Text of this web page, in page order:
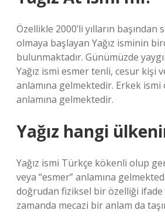
Özellikle 2000’li yılların
olmaya başlayan Yağız isminin
bulunmaktadır. Günümüzde
Yağız ismi esmer tenli, cesur kişi
anlamına gelmektedir. Erkek
anlamına gelmektedir.
Yağız hangi
Yağız ismi Türkçe kökenli olup
veya “esmer” anlamına
doğrudan fiziksel bir özelliği ifade
zamanda mecazi bir anlam da